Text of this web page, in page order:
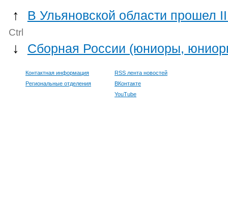
↑ В Ульяновской области прошел
Ctrl
↓ Сборная России (юниоры,
Контактная информация
Региональные отделения
RSS лента новостей
ВКонтакте
YouTube